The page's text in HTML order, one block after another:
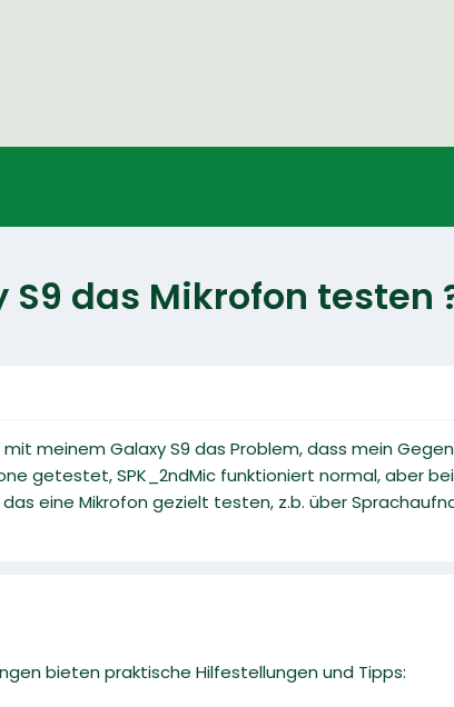
das Mikrofon testen
meinem Galaxy S9 das Problem, dass mein
getestet, SPK_2ndMic funktioniert normal, aber
eine Mikrofon gezielt testen, z.b. über
bieten praktische Hilfestellungen und Tipps: